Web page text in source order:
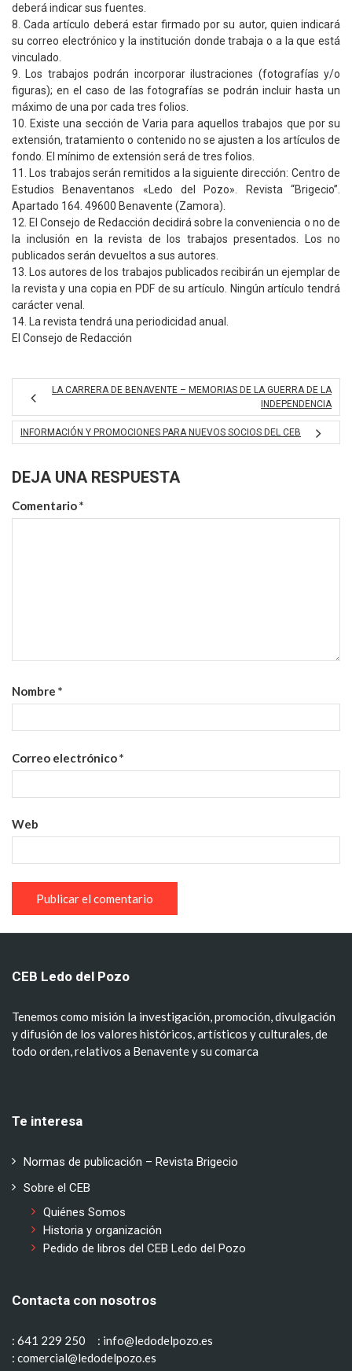
deberá indicar sus fuentes.
8. Cada artículo deberá estar firmado por su autor, quien indicará
su correo electrónico y la institución donde trabaja o a la que está
vinculado.
9. Los trabajos podrán incorporar ilustraciones (fotografías y/o
figuras); en el caso de las fotografías se podrán incluir hasta un
máximo de una por cada tres folios.
10. Existe una sección de Varia para aquellos trabajos que por su
extensión, tratamiento o contenido no se ajusten a los artículos de
fondo. El mínimo de extensión será de tres folios.
11. Los trabajos serán remitidos a la siguiente dirección: Centro de
Estudios Benaventanos «Ledo del Pozo». Revista “Brigecio”.
Apartado 164. 49600 Benavente (Zamora).
12. El Consejo de Redacción decidirá sobre la conveniencia o no de
la inclusión en la revista de los trabajos presentados. Los no
publicados serán devueltos a sus autores.
13. Los autores de los trabajos publicados recibirán un ejemplar de
la revista y una copia en PDF de su artículo. Ningún artículo tendrá
carácter venal.
14. La revista tendrá una periodicidad anual.
El Consejo de Redacción
LA CARRERA DE BENAVENTE – MEMORIAS DE LA GUERRA DE LA
INDEPENDENCIA
INFORMACIÓN Y PROMOCIONES PARA NUEVOS SOCIOS DEL CEB
DEJA UNA RESPUESTA
Comentario*
Nombre *
Correo electrónico*
Web
CEB Ledo del Pozo
Tenemos como misión la investigación, promoción, divulgación
y difusión de los valores históricos, artísticos y culturales, de
todo orden, relativos a Benavente y su comarca
Te interesa
Normas de publicación – Revista Brigecio
Sobre el CEB
Quiénes Somos
Historia y organización
Pedido de libros del CEB Ledo del Pozo
Contacta con nosotros
: 641 229 250
: info@ledodelpozo.es
: comercial@ledodelpozo.es